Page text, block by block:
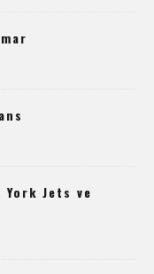
York Jets ve